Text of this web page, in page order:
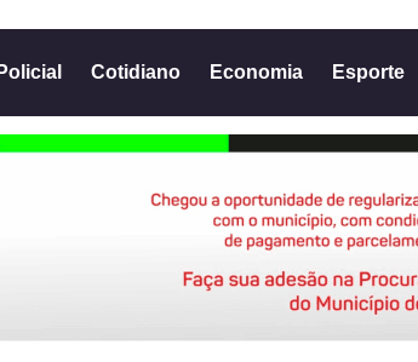
Policial Cotidiano Economia Esporte